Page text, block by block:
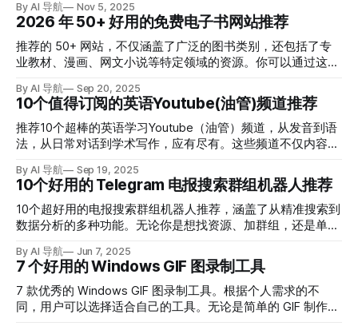
By AI 导航 Nov 5, 2025
2026 年 50+ 好用的免费电子书网站推荐
推荐的 50+ 网站，不仅涵盖了广泛的图书类别，还包括了专
业教材、漫画、网文小说等特定领域的资源。你可以通过这些
易。
By AI 导航 Sep 20, 2025
10个值得订阅的英语Youtube(油管)频道推荐
推荐10个超棒的英语学习Youtube（油管）频道，从发音到语
法，从日常对话到学术写作，应有尽有。这些频道不仅内容优
By AI 导航 Sep 19, 2025
10个好用的 Telegram 电报搜索群组机器人推荐
10个超好用的电报搜索群组机器人推荐，涵盖了从精准搜索到
数据分析的多种功能。无论你是想找资源、加群组，还是单纯
By AI 导航 Jun 7, 2025
7 个好用的 Windows GIF 图录制工具
7 款优秀的 Windows GIF 图录制工具。根据个人需求的不
同，用户可以选择适合自己的工具。无论是简单的 GIF 制作，